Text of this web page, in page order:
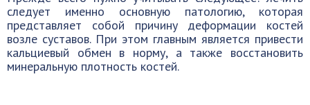
следует именно основную патологию, которая
представляет собой причину деформации костей
возле суставов. При этом главным является привести
кальциевый обмен в норму, а также восстановить
минеральную плотность костей.